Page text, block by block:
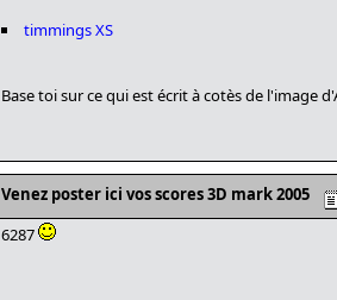
timmings XS
Base toi sur ce qui est écrit à cotès de l'image
Venez poster ici vos scores 3D mark 2005
6287